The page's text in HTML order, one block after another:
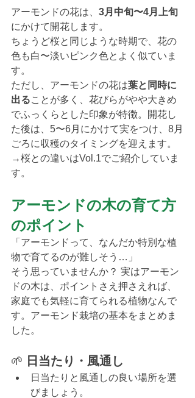
アーモンドの花は、 3月中旬〜4月上旬
にかけて開花します。
ちょうど桜と同じような時期で、花の
色も白〜淡いピンク色とよく似ていま
す。
ただし、アーモンドの花は葉と同時に
出ることが多く、花びらがやや大きめ
でふっくらとした印象が特徴。開花し
た後は、5〜6月にかけて実をつけ、8月
ごろに収穫のタイミングを迎えます。
→桜との違いはVol.1でご紹介していま
す。
アーモンドの木の育て方
のポイント
「アーモンドって、なんだか特別な植
物で育てるのが難しそう…」
そう思っていませんか？ 実はアーモン
ドの木は、ポイントさえ押さえれば、
家庭でも気軽に育てられる植物なんで
す。アーモンド栽培の基本をまとめま
した。
🌱 日当たり・風通し
日当たりと風通しの良い場所を選
びましょう。